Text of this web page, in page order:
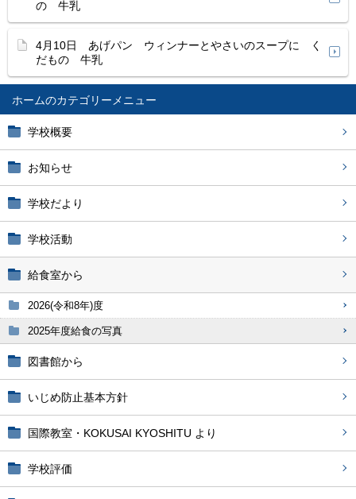
ホーム
学校概要
お知らせ
学校だより
学校活動
給食室から
2026(令和8年)度
2025年度給食の写真
図書館から
いじめ防止基本方針
国際教室・KOKUSAI KYOSHITU より
学校評価
の 牛乳
4月10日 あげパン ウィンナーとやさいのスープに く
だもの 牛乳